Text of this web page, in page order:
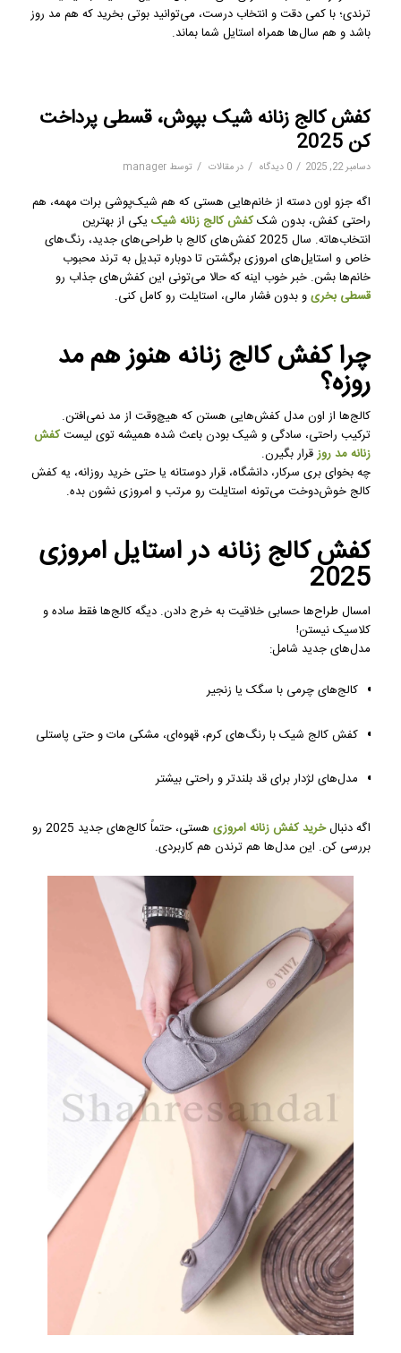
ترندی؛ با کمی دقت و انتخاب درست، می‌توانید بوتی بخرید که هم مد روز
باشد و هم سال‌ها همراه استایل شما بماند.
کفش کالج زنانه شیک بپوش، قسطی پرداخت
کن 2025
دسامبر 22, 2025 / 0 دیدگاه / درمقالات / توسط manager
اگه جزو اون دسته از خانم‌هایی هستی که هم شیک‌پوشی برات مهمه، هم
راحتی کفش، بدون شککفش کالج زنانه شیکیکی از بهترین
انتخاب‌هاته. سال 2025 کفش‌های کالج با طراحی‌های جدید، رنگ‌های
خاص و استایل‌های امروزی برگشتن تا دوباره تبدیل به ترند محبوب
خانم‌ها بشن. خبر خوب اینه که حالا می‌تونی این کفش‌های جذاب رو
قسطی بخریو بدون فشار مالی، استایلت رو کامل کنی.
چرا کفش کالج زنانه هنوز هم مد
روزه؟
کالج‌ها از اون مدل کفش‌هایی هستن که هیچ‌وقت از مد نمی‌افتن.
ترکیب راحتی، سادگی و شیک بودن باعث شده همیشه توی لیستکفش
زنانه مد روزقرار بگیرن.
چه بخوای بری سرکار، دانشگاه، قرار دوستانه یا حتی خرید روزانه، یه کفش
کالج خوش‌دوخت می‌تونه استایلت رو مرتب و امروزی نشون بده.
کفش کالج زنانه در استایل امروزی
2025
امسال طراح‌ها حسابی خلاقیت به خرج دادن. دیگه کالج‌ها فقط ساده و
کلاسیک نیستن!
مدل‌های جدید شامل:
کالج‌های چرمی با سگک یا زنجیر
کفش کالج شیک با رنگ‌های کرم، قهوه‌ای، مشکی مات و حتی پاستلی
مدل‌های لژدار برای قد بلندتر و راحتی بیشتر
اگه دنبالخرید کفش زنانه امروزی
هستی، حتماً کالج‌های جدید 2025 رو
بررسی کن. این مدل‌ها هم ترندن هم کاربردی.